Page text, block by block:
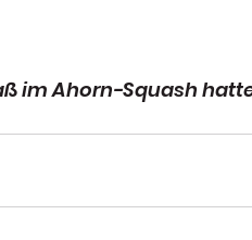
im Ahorn-Squash